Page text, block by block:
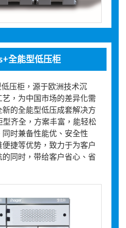
全能型低压柜
压柜，源于欧洲技术沉
，为中国市场的差异化需
的全能型低压成套解决方
型齐全，方案丰富，能轻松
时兼备性能优、安全性
捷等优势，致力于为客户
同时，带给客户省心、省